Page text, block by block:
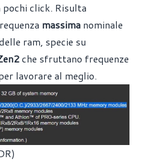
pochi click. Risulta
massima nominale
ram, specie su
che sfruttano frequenze
lavorare al meglio.